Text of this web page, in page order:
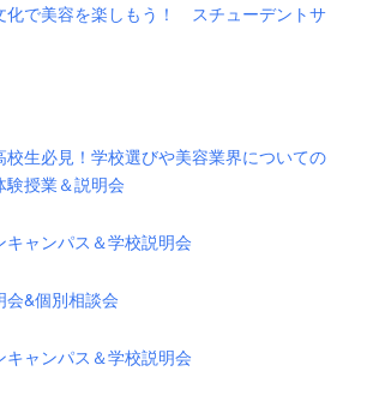
化で美容を楽しもう！ スチューデントサ
校生必見！学校選びや美容業界についての
授業＆説明会
ャンパス＆学校説明会
会&個別相談会
ャンパス＆学校説明会